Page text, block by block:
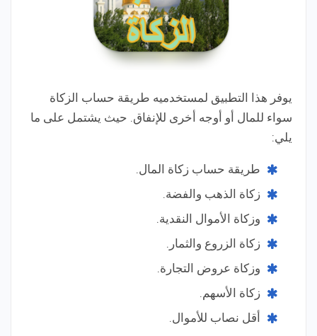
يوفر هذا التطبيق لمستخدميه طريقة حساب الزكاة
سواء للمال أو أوجه أخرى للإنفاق. حيث يشتمل على ما
يلي:
طريقة حساب زكاة المال.
زكاة الذهب والفضة.
وزكاة الأموال النقدية.
زكاة الزروع والثمار.
وزكاة عروض التجارة.
زكاة الأسهم.
أقل نصاب للأموال.